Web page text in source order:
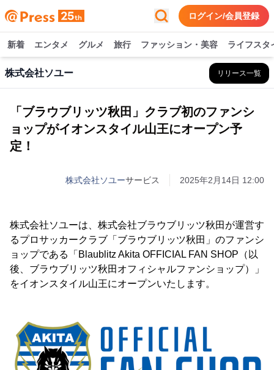
ログイン/会員登録
新着 エンタメ グルメ 旅行 ファッション・美容 ライフスタ
株式会社ソユー リリース一覧
「ブラウブリッツ秋田」クラブ初のファンシ
ョップがイオンスタイル山王にオープン予
定！
株式会社ソユーサービス 2025年2月14日 12:00
株式会社ソユーは、株式会社ブラウブリッツ秋田が運営す
るプロサッカークラブ「ブラウブリッツ秋田」のファンシ
ョップである「Blaublitz Akita OFFICIAL FAN SHOP（以
後、ブラウブリッツ秋田オフィシャルファンショップ）」
をイオンスタイル山王にオープンいたします。